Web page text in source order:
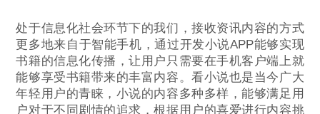
处于信息化社会环节下的我们，接收资讯内容的方式
更多地来自于智能手机，通过开发小说APP能够实现
书籍的信息化传播，让用户只需要在手机客户端上就
能够享受书籍带来的丰富内容。看小说也是当今广大
年轻用户的青睐，小说的内容多种多样，能够满足用
户对于不同剧情的追求，根据用户的喜爱进行内容挑